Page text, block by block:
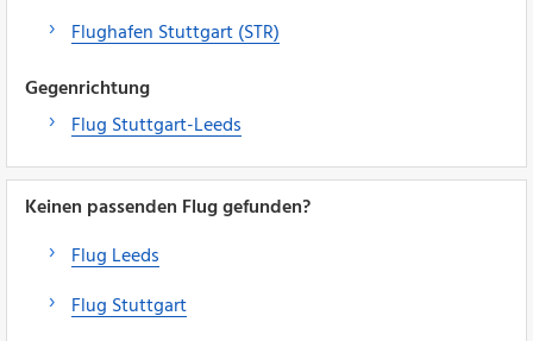
Flughafen Stuttgart (STR)
Gegenrichtung
Flug Stuttgart-Leeds
Keinen passenden Flug gefunden?
Flug Leeds
Flug Stuttgart